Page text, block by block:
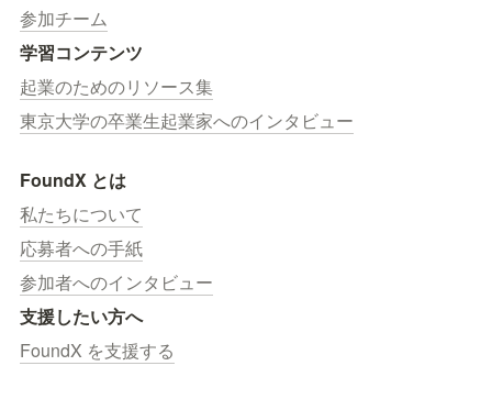
参加チーム
学習コンテンツ
起業のためのリソース集
東京大学の卒業生起業家へのインタビュー
FoundX とは
私たちについて
応募者への手紙
参加者へのインタビュー
支援したい方へ
FoundX を支援する